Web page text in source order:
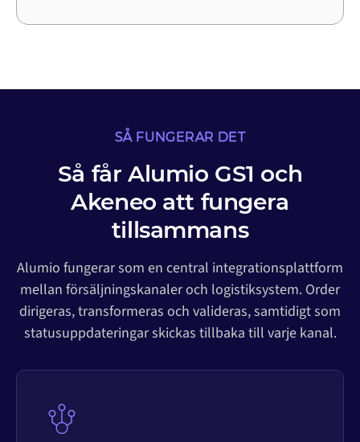
SÅ FUNGERAR DET
Så får Alumio GS1 och
Akeneo att fungera
tillsammans
Alumio fungerar som en central integrationsplattform
mellan försäljningskanaler och logistiksystem. Order
dirigeras, transformeras och valideras, samtidigt som
statusuppdateringar skickas tillbaka till varje kanal.